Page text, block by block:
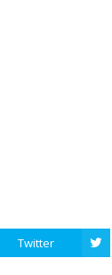
Twitter